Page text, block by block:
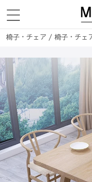
椅子・チェア / 椅子・チェ
椅子・チェア
/
椅子・チェア/ 無垢材/
椅子・チェア/ ラタン編み